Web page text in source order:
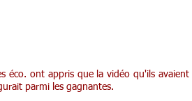
éco. ont appris que la vidéo qu'ils
parmi les gagnantes.